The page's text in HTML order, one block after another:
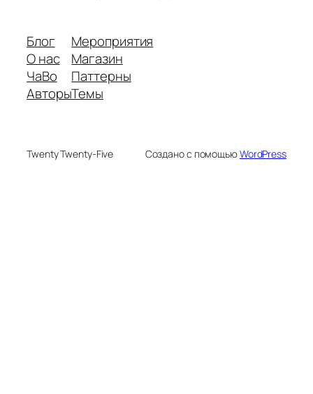
Блог
О нас
ЧаВо
Авторы
Мероприятия
Магазин
Паттерны
Темы
Twenty Twenty-Five Создано с помощьюWordPress